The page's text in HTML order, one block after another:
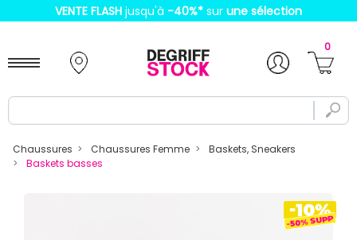
VENTE FLASH jusqu'à -40%* sur une sélection
0
Chaussures Chaussures Femme
Baskets, Sneakers
Baskets basses